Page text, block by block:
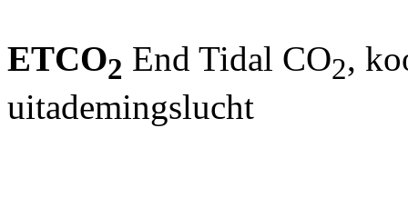
ETCO2 End Tidal CO2,
uitademingslucht